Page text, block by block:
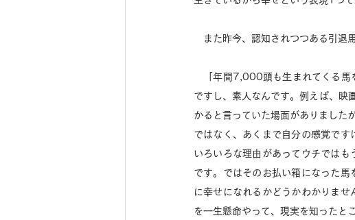
また昨今、認知されつつある引退
「年間7,000頭も生まれてくる馬
ですし、素人なんです。例えば、映
かると言っていた場面がありました
ではなく、あくまで自分の感覚です
いろいろな理由があってウチでは
です。ではそのお払い箱になった
に幸せになれるかどうかわかりま
を一生懸命やって、現実を知ったと